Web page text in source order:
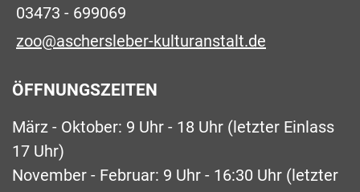
03473 - 699069
zoo@aschersleber-kulturanstalt.de
ÖFFNUNGSZEITEN
März - Oktober: 9 Uhr - 18 Uhr (letzter Einlass
17 Uhr)
November - Februar: 9 Uhr - 16:30 Uhr (letzter